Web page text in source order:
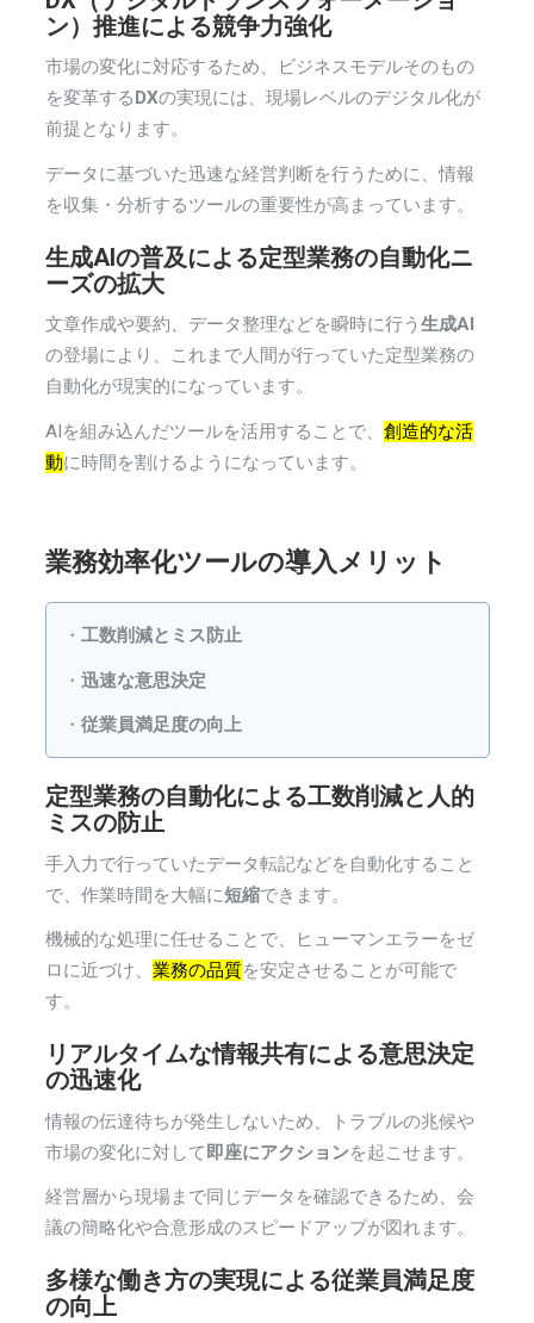
ン）推進による競争力強化
市場の変化に対応するため、ビジネスモデルそのもの
を変革するDXの実現には、現場レベルのデジタル化が
前提となります。
データに基づいた迅速な経営判断を行うために、情報
を収集・分析するツールの重要性が高まっています。
生成AIの普及による定型業務の自動化ニ
ーズの拡大
文章作成や要約、データ整理などを瞬時に行う 生成AI
の登場により、これまで人間が行っていた定型業務の
自動化が現実的になっています。
AIを組み込んだツールを活用することで、 創造的な活
動に時間を割けるようになっています。
業務効率化ツールの導入メリット
・ 工数削減とミス防止
・ 迅速な意思決定
・ 従業員満足度の向上
定型業務の自動化による工数削減と人的
ミスの防止
手入力で行っていたデータ転記などを自動化すること
で、作業時間を大幅に短縮できます。
機械的な処理に任せることで、ヒューマンエラーをゼ
ロに近づけ、 業務の品質を安定させることが可能で
す。
リアルタイムな情報共有による意思決定
の迅速化
情報の伝達待ちが発生しないため、トラブルの兆候や
市場の変化に対して即座にアクションを起こせます。
経営層から現場まで同じデータを確認できるため、会
議の簡略化や合意形成のスピードアップが図れます。
多様な働き方の実現による従業員満足度
の向上